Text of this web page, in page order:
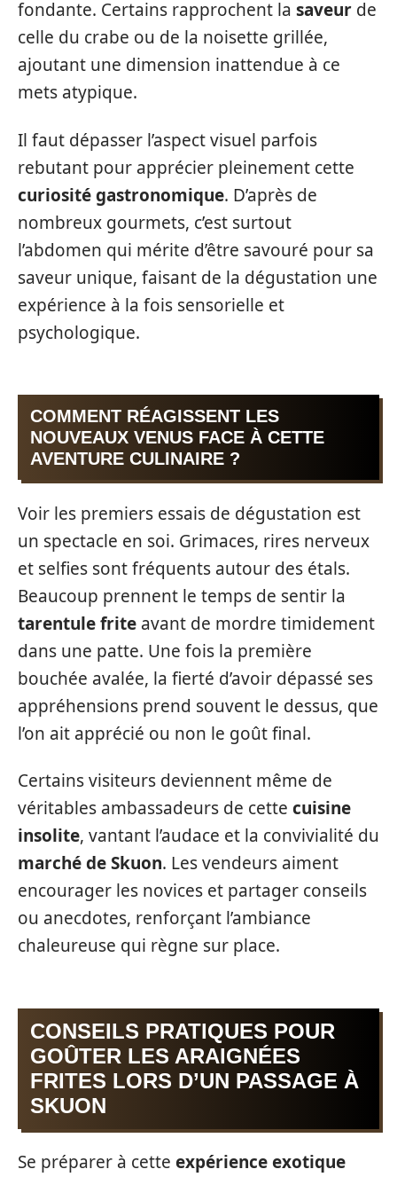
fondante. Certains rapprochent la saveur de
celle du crabe ou de la noisette grillée,
ajoutant une dimension inattendue à ce
mets atypique.
Il faut dépasser l’aspect visuel parfois
rebutant pour apprécier pleinement cette
curiosité gastronomique. D’après de
nombreux gourmets, c’est surtout
l’abdomen qui mérite d’être savouré pour sa
saveur unique, faisant de la dégustation une
expérience à la fois sensorielle et
psychologique.
COMMENT RÉAGISSENT LES
NOUVEAUX VENUS FACE À CETTE
AVENTURE CULINAIRE ?
Voir les premiers essais de dégustation est
un spectacle en soi. Grimaces, rires nerveux
et selfies sont fréquents autour des étals.
Beaucoup prennent le temps de sentir la
tarentule frite avant de mordre timidement
dans une patte. Une fois la première
bouchée avalée, la fierté d’avoir dépassé ses
appréhensions prend souvent le dessus, que
l’on ait apprécié ou non le goût final.
Certains visiteurs deviennent même de
véritables ambassadeurs de cette cuisine
insolite, vantant l’audace et la convivialité du
marché de Skuon. Les vendeurs aiment
encourager les novices et partager conseils
ou anecdotes, renforçant l’ambiance
chaleureuse qui règne sur place.
CONSEILS PRATIQUES POUR
GOÛTER LES ARAIGNÉES
FRITES LORS D’UN PASSAGE À
SKUON
Se préparer à cette expérience exotique